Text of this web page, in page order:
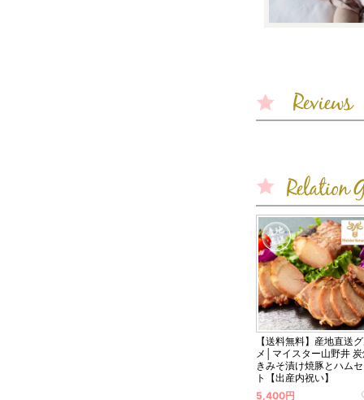
【送料無料】産地直送
メ│マイスター山野井
きみそ漬け焼豚とハム
ト【出産内祝い】
5,400円